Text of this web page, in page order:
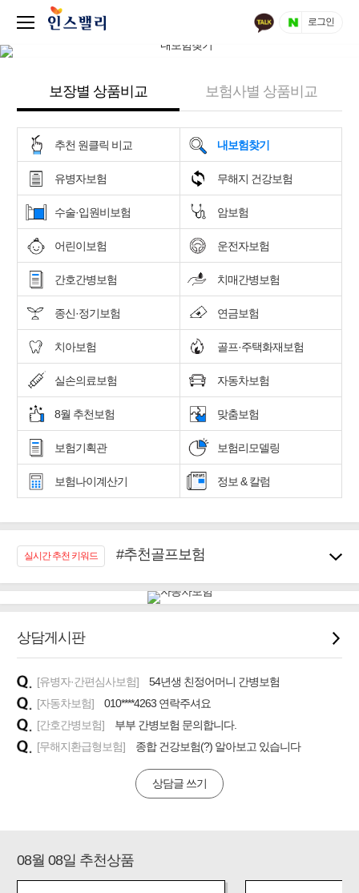
로그인
보장별 상품비교 보험사별 상품비교
추천 원클릭 비교 내보험찾기
유병자보험 무해지 건강보험
수술·입원비보험 암보험
어린이보험 운전자보험
간호간병보험 치매간병보험
종신·정기보험 연금보험
치아보험 골프·주택화재보험
실손의료보험 자동차보험
8월 추천보험 맞춤보험
보험기획관 보험리모델링
보험나이계산기 정보 & 칼럼
실시간 추천 키워드
#추천골프보험
#우리집 화재, 도난대비
#노후대비 연금재테크!
#임플란트, 치아치료보장
#바뀌기전에 4세대 가입
상담게시판
[유병자·간편심사보험]
54년생 친정어머니 간병보험
[자동차보험]
010****4263 연락주셔요
[간호간병보험]
부부 간병보험 문의합니다.
[무해지환급형보험]
종합 건강보험(?) 알아보고 있습니다
상담글 쓰기
08월 08일 추천상품